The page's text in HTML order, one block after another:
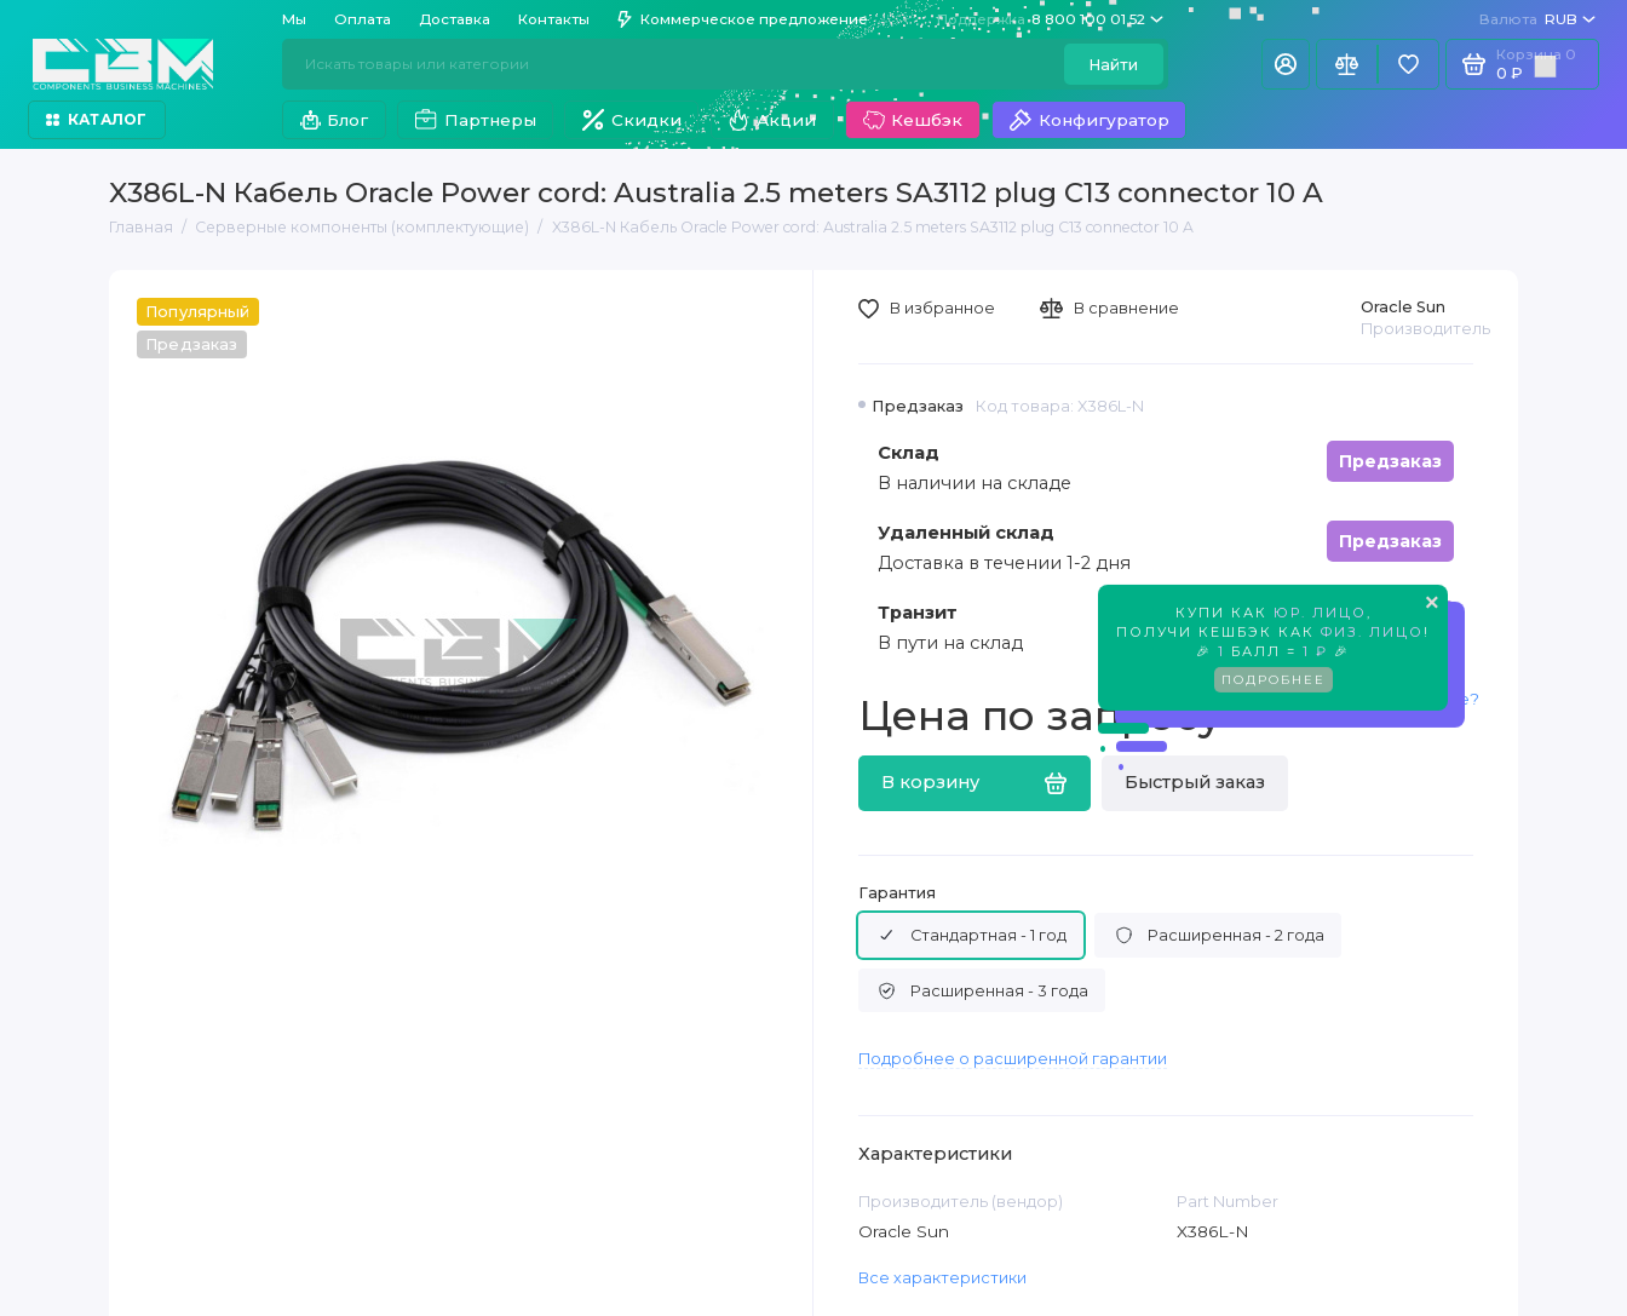
Мы Оплата Доставка Контакты Коммерческое предложение Поддержка 8 800 100 01 52 Валюта RUB
Найти
Корзина 0
0 ₽
КАТАЛОГ Блог Партнеры Скидки Акции Кешбэк Конфигуратор
X386L-N Кабель Oracle Power cord: Australia 2.5 meters SA3112 plug C13 connector 10 A
Главная Серверные компоненты (комплектующие) X386L-N Кабель Oracle Power cord: Australia 2.5 meters SA3112 plug C13 connector 10 A
Популярный
Предзаказ
×
КУПИ КАК ЮР. ЛИЦО
ПОЛУЧИ КЕШБЭК КАК ФИЗ. ЛИЦО !
🎉 1 БАЛЛ = 1 ₽ 🎉
ПОДРОБНЕЕ
Предзаказ Код товара: X386L-N
Oracle Sun
Производитель
Склад
Предзаказ
В наличии на складе
Удаленный склад
Предзаказ
Доставка в течении 1-2 дня
Транзит
Предзаказ
В пути на склад
Цена по запросу
В корзину Быстрый заказ
Нашли дешевле?
В избранное В сравнение
Гарантия
Стандартная - 1 год Расширенная - 2 года
Расширенная - 3 года
Подробнее о расширенной гарантии
Характеристики
Производитель (вендор)
Oracle Sun
Part Number
X386L-N
Все характеристики